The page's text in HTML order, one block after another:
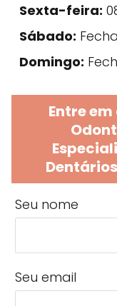
Sexta-feira:
Sábado:
Domingo:
Entre
Seu nome
Seu email